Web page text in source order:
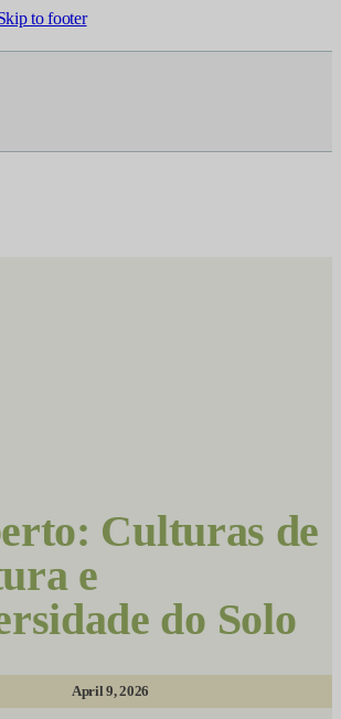
to footer
Culturas de
e
do Solo
April 9, 2026